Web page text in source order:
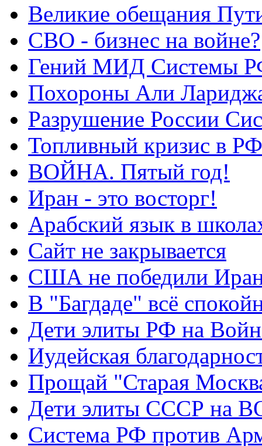
Великие обещания
СВО - бизнес на войне?
Гений МИД Системы
Похороны Али
Разрушение России
Топливный кризис в РФ
ВОЙНА. Пятый год!
Иран - это восторг!
Арабский язык в
Сайт не закрывается
США не победили
В "Багдаде" всё
Дети элиты РФ на
Иудейская
Прощай "Старая
Дети элиты СССР на
Система РФ против